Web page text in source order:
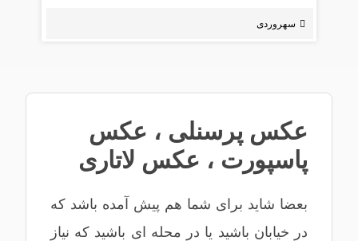
سهروردی
عکس پرسنلی ، عکس
پاسپورت ، عکس لاتاری
بعضا شاید برای شما هم پیش آمده باشد که
در خیابان باشید یا در محله ای باشید که نیاز